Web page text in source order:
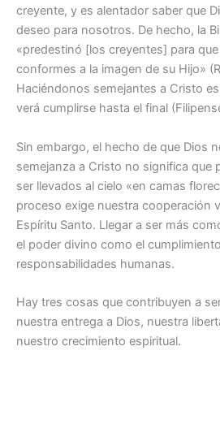
creyente, y es alentador saber que
deseo para nosotros. De hecho, la
«predestinó [los creyentes] para
conformes a la imagen de su Hijo»
Haciéndonos semejantes a Cristo
verá cumplirse hasta el final
Sin embargo, el hecho de que Dios
semejanza a Cristo no significa que
ser llevados al cielo «en camas
proceso exige nuestra cooperación
Espíritu Santo. Llegar a ser más
el poder divino como el
responsabilidades humanas.
Hay tres cosas que contribuyen a
nuestra entrega a Dios, nuestra
nuestro crecimiento espiritual.